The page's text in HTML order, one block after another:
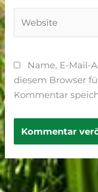
Name, E-Mail-
diesem Browser
Kommentar